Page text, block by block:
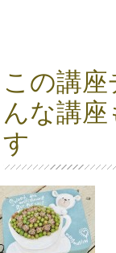
この講
んな講
す